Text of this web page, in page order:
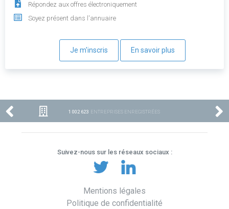
Répondez aux offres électroniquement
Soyez présent dans l'annuaire
Je m'inscris En savoir plus
1 002 623 ENTREPRISES ENREGISTRÉES
Suivez-nous sur les réseaux sociaux :
Mentions légales
Politique de confidentialité